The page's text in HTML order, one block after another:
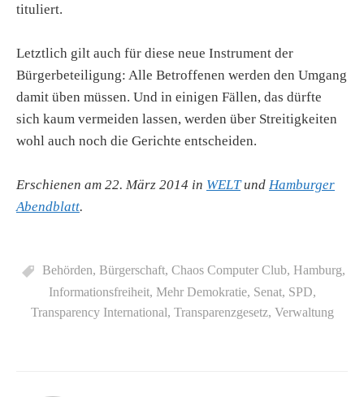
tituliert.
Letztlich gilt auch für diese neue Instrument der
Bürgerbeteiligung: Alle Betroffenen werden den Umgang
damit üben müssen. Und in einigen Fällen, das dürfte
sich kaum vermeiden lassen, werden über Streitigkeiten
wohl auch noch die Gerichte entscheiden.
Erschienen am 22. März 2014 in WELTund Hamburger
Abendblatt.
Behörden, Bürgerschaft, Chaos Computer Club, Hamburg,
Informationsfreiheit, Mehr Demokratie, Senat, SPD,
Transparency International, Transparenzgesetz, Verwaltung